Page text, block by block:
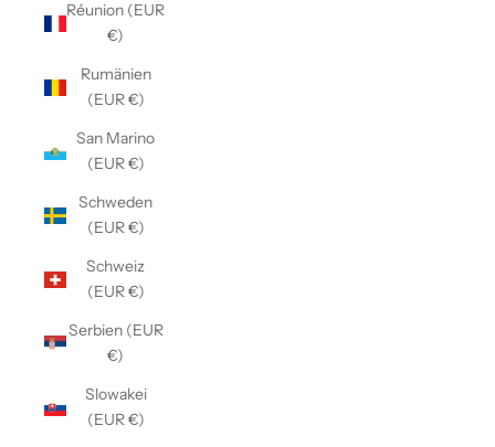
Réunion (EUR
€)
Rumänien
(EUR €)
San Marino
(EUR €)
Schweden
(EUR €)
Schweiz
(EUR €)
Serbien (EUR
€)
Slowakei
(EUR €)